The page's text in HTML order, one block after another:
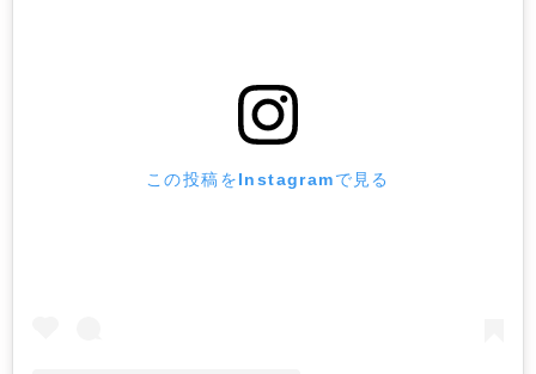
この投稿をInstagramで見る